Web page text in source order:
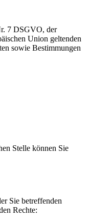
7 DSGVO, der
Union geltenden
sowie Bestimmungen
Stelle können Sie
Sie betreffenden
Rechte: